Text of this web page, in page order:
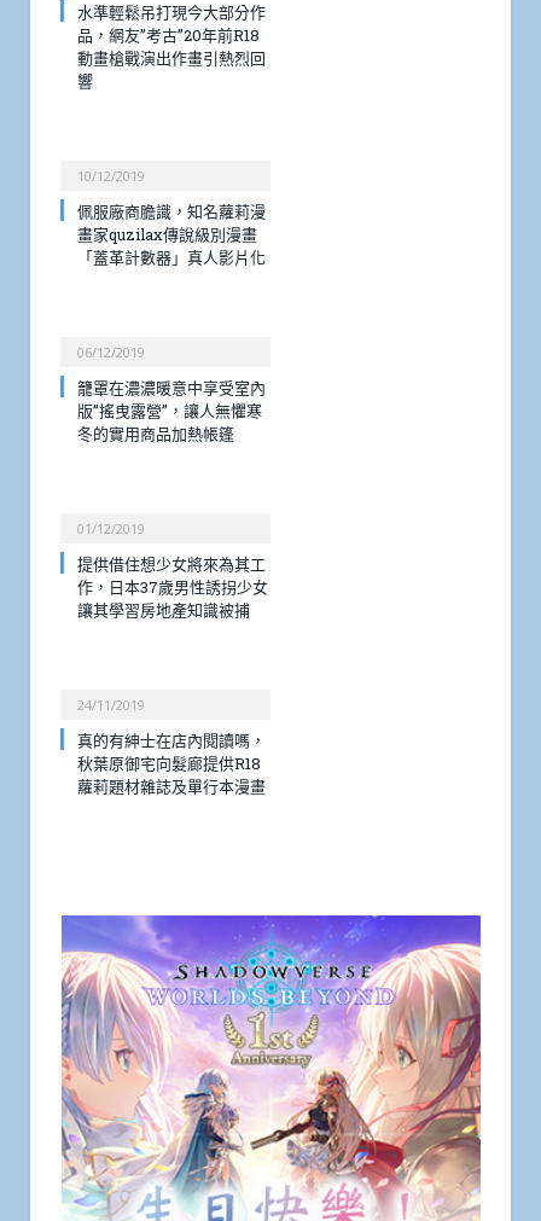
水準輕鬆吊打現今大部分作
品，網友”考古”20年前R18
動畫槍戰演出作畫引熱烈回
響
10/12/2019
佩服廠商膽識，知名蘿莉漫
畫家quzilax傳說級別漫畫
「蓋革計數器」真人影片化
06/12/2019
籠罩在濃濃暖意中享受室內
版”搖曳露營”，讓人無懼寒
冬的實用商品加熱帳篷
01/12/2019
提供借住想少女將來為其工
作，日本37歲男性誘拐少女
讓其學習房地產知識被捕
24/11/2019
真的有紳士在店內閱讀嗎，
秋葉原御宅向髮廊提供R18
蘿莉題材雜誌及單行本漫畫